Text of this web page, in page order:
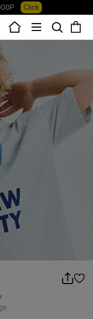
Down
오더(~8/10) Click